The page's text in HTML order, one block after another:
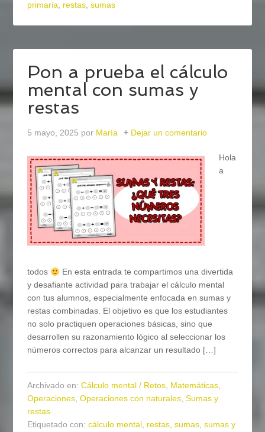
primaria, restas,sumas
Pon a prueba el cálculo
mental con sumas y
restas
5 mayo, 2025 por María Dejar un comentario
Hola
a
todos
En esta entrada te compartimos una divertida
y desafiante actividad para trabajar el cálculo mental
con tus alumnos, especialmente enfocada en sumas y
restas combinadas. El objetivo es que los estudiantes
no solo practiquen operaciones básicas, sino que
desarrollen su razonamiento lógico al seleccionar los
números correctos para alcanzar un resultado […]
Archivado en:Cálculo mental / Retos, Matemáticas,
Operaciones,Operaciones con naturales,Sumas y
restas
Etiquetado con:cálculo mental, restas,sumas,sumas y